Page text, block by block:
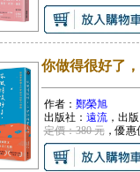
你做得很好了
作者： 鄭榮旭
出版社： 遠流，出
定價：380 元，優惠